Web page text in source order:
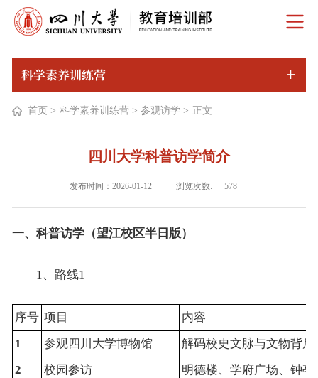
科学素养训练营
首页 > 科学素养训练营 > 参观访学 > 正文
四川大学科普访学简介
发布时间：2026-01-12 浏览次数: 578
一、 科普访学（望江校区半日版）
1、路线1
序号 项目
内容
1
参观四川大学博物馆
解码校史文脉与文物背
2
校园参访 明德楼、学府广场、钟